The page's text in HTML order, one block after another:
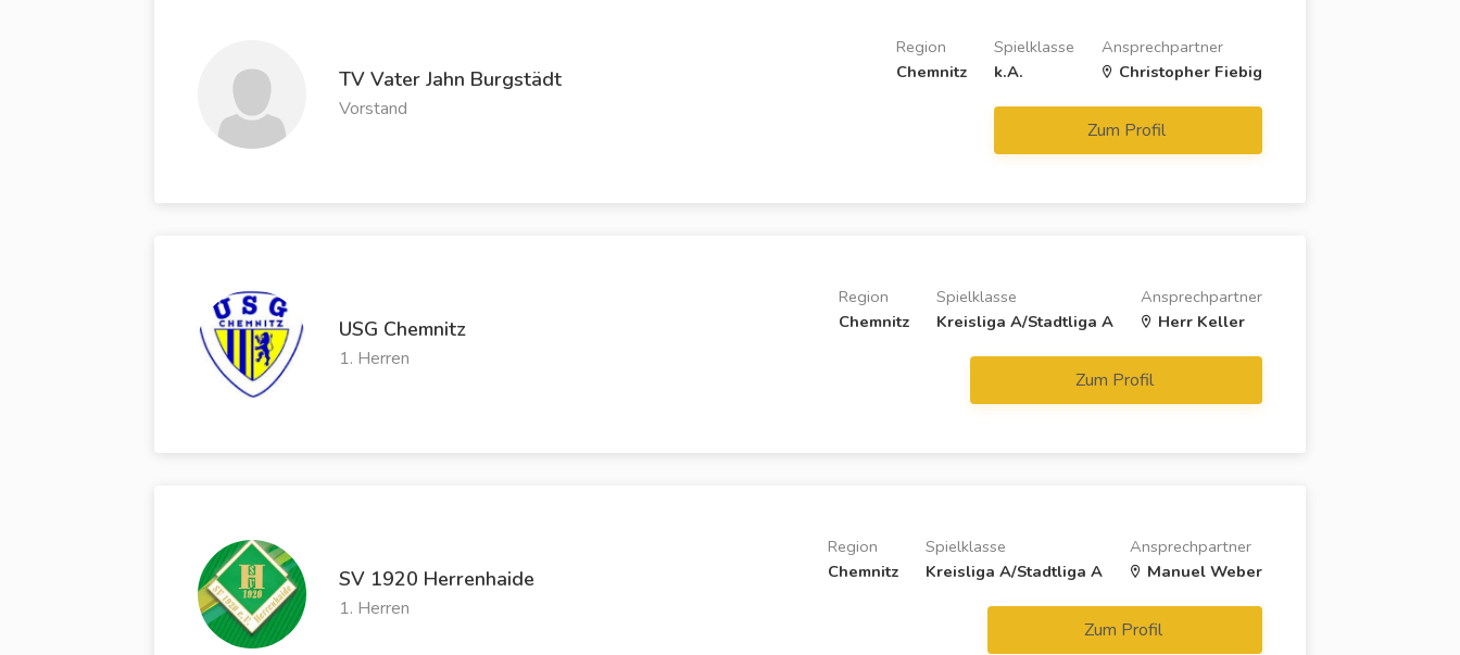
TV Vater Jahn Burgstädt
Vorstand
Ansprechpartner
Christopher Fiebig
Spielklasse
k.A.
Region
Chemnitz
Zum Profil
USG Chemnitz
1. Herren
Ansprechpartner
Herr Keller
Spielklasse
Kreisliga A/Stadtliga A
Region
Chemnitz
Zum Profil
SV 1920 Herrenhaide
1. Herren
Ansprechpartner
Manuel Weber
Spielklasse
Kreisliga A/Stadtliga A
Region
Chemnitz
Zum Profil